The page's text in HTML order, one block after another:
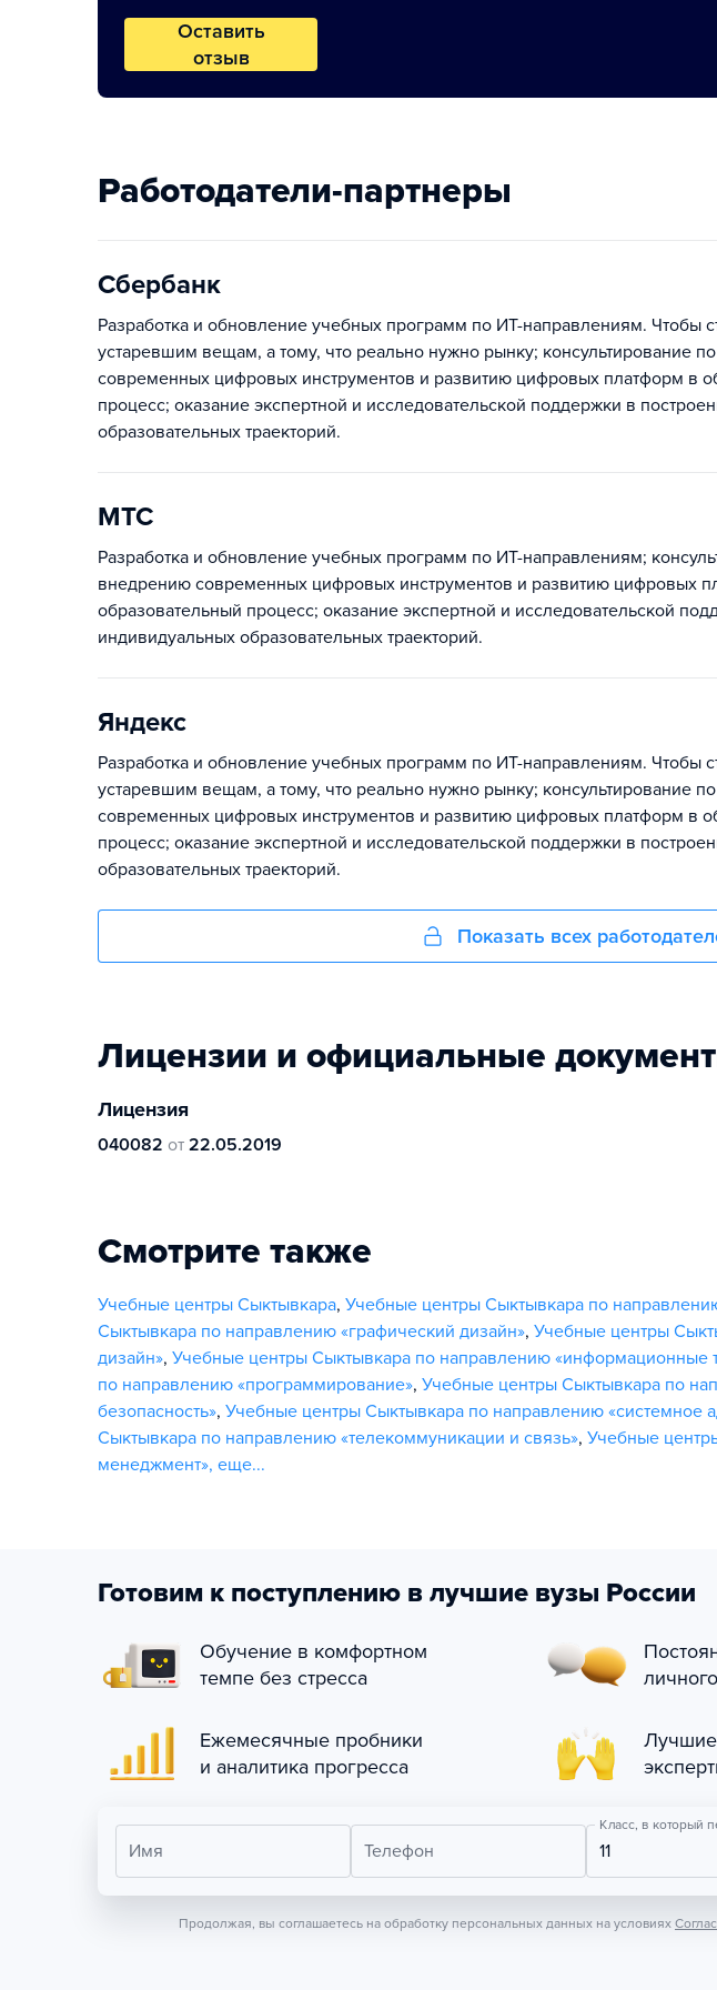
Оставить
отзыв
Работодатели-партнеры
Сбербанк
Разработка и обновление учебных программ по ИТ-направлениям. Чтобы
устаревшим вещам, а тому, что реально нужно рынку; консультирование
современных цифровых инструментов и развитию цифровых платформ в
процесс; оказание экспертной и исследовательской поддержки в
образовательных траекторий.
МТС
Разработка и обновление учебных программ по ИТ-направлениям;
внедрению современных цифровых инструментов и развитию цифровых
образовательный процесс; оказание экспертной и исследовательской
индивидуальных образовательных траекторий.
Яндекс
Разработка и обновление учебных программ по ИТ-направлениям. Чтобы
устаревшим вещам, а тому, что реально нужно рынку; консультирование
современных цифровых инструментов и развитию цифровых платформ в
процесс; оказание экспертной и исследовательской поддержки в
образовательных траекторий.
Показать всех
Лицензии и официальные
Лицензия
040082 от 22.05.2019
Смотрите также
Учебные центры Сыктывкара, Учебные центры Сыктывкара по
Сыктывкара по направлению «графический дизайн», Учебные центры
дизайн», Учебные центры Сыктывкара по направлению «информационные
по направлению «программирование», Учебные центры Сыктывкара по
безопасность», Учебные центры Сыктывкара по направлению «системное
Сыктывкара по направлению «телекоммуникации и связь», Учебные
менеджмент», еще...
Готовим к поступлению в лучшие вузы России
Обучение в комфортном
темпе без стресса
Ежемесячные пробники
и аналитика прогресса
Лучшие
Имя Телефон
Класс, в который
11
Продолжая, вы соглашаетесь на обработку персональных данных на условиях